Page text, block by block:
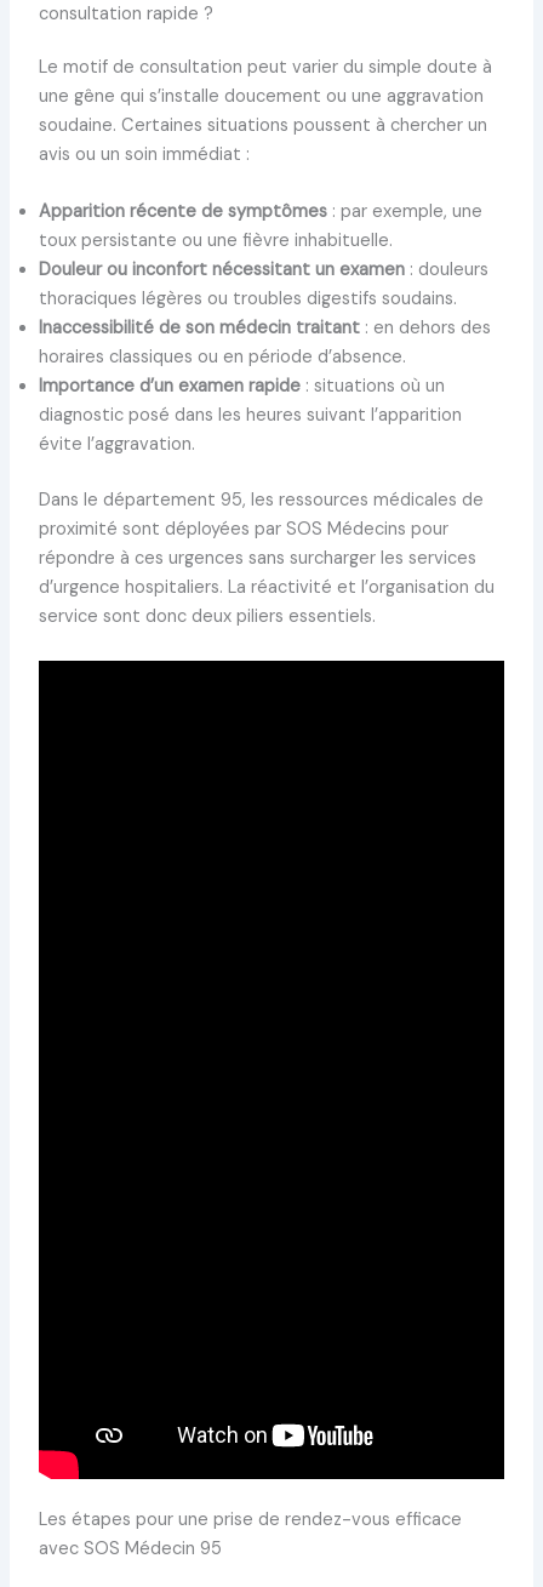
consultation rapide ?
Le motif de consultation peut varier du simple doute à
une gêne qui s’installe doucement ou une aggravation
soudaine. Certaines situations poussent à chercher un
avis ou un soin immédiat :
Apparition récente de symptômes: par exemple, une
toux persistante ou une fièvre inhabituelle.
Douleur ou inconfort nécessitant un examen: douleurs
thoraciques légères ou troubles digestifs soudains.
Inaccessibilité de son médecin traitant: en dehors des
horaires classiques ou en période d’absence.
Importance d’un examen rapide: situations où un
diagnostic posé dans les heures suivant l’apparition
évite l’aggravation.
Dans le département 95, les ressources médicales de
proximité sont déployées par SOS Médecins pour
répondre à ces urgences sans surcharger les services
d’urgence hospitaliers. La réactivité et l’organisation du
service sont donc deux piliers essentiels.
Les étapes pour une prise de rendez-vous efficace
avec SOS Médecin 95